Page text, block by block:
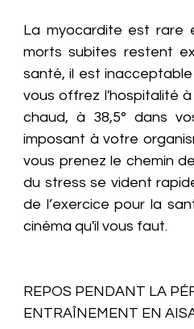
La myocardite est rare
morts subites restent
santé, il est
vous offrez l'hospitalité
chaud, à 38,5° dans
imposant à votre
vous prenez le chemin
du stress se vident
de l’exercice pour la
cinéma qu'il vous faut.
REPOS PENDANT LA
ENTRAÎNEMENT EN